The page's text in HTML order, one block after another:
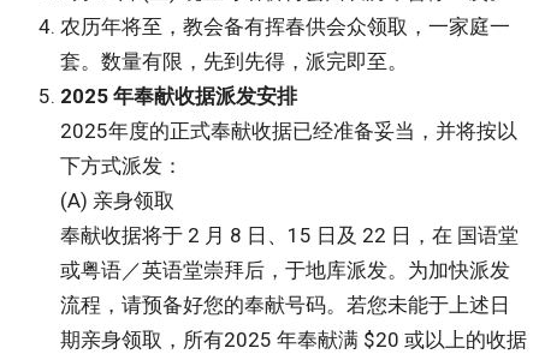
农历年将至，教会备有挥春供会众领取，一家庭一
套。数量有限，先到先得，派完即至。
2025 年奉献收据派发安排
2025年度的正式奉献收据已经准备妥当，并将按以
下方式派发：
(A) 亲身领取
奉献收据将于 2 月 8 日、15 日及 22 日，在 国语堂
或粤语／英语堂崇拜后，于地库派发。为加快派发
流程，请预备好您的奉献号码。若您未能于上述日
期亲身领取，所有2025 年奉献满 $20 或以上的收据